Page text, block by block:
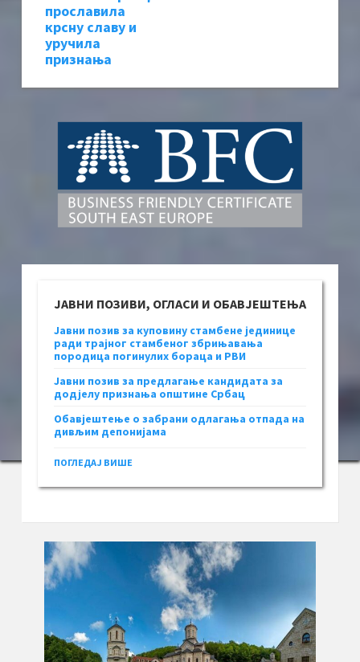
прославила
крсну славу и
уручила
признања
ЈАВНИ ПОЗИВИ, ОГЛАСИ И ОБАВЈЕШТЕЊА
Јавни позив за куповину стамбене јединице
ради трајног стамбеног збрињавања
породица погинулих бораца и РВИ
Јавни позив за предлагање кандидата за
додјелу признања општине Србац
Обавјештење о забрани одлагања отпада на
дивљим депонијама
ПОГЛЕДАЈ ВИШЕ